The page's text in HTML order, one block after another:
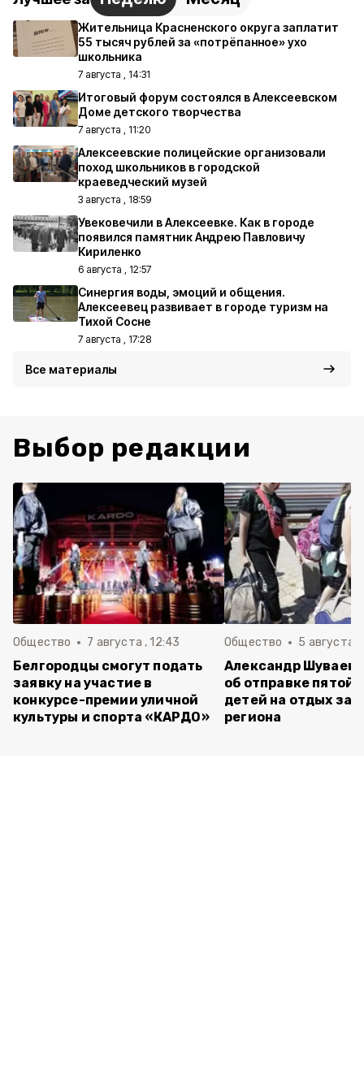
Жительница Красненского округа заплатит
55 тысяч рублей за «потрёпанное» ухо
школьника
7 августа , 14:31
Итоговый форум состоялся в Алексеевском
Доме детского творчества
7 августа , 11:20
Алексеевские полицейские организовали
поход школьников в городской
краеведческий музей
3 августа , 18:59
Увековечили в Алексеевке. Как в городе
появился памятник Андрею Павловичу
Кириленко
6 августа , 12:57
Синергия воды, эмоций и общения.
Алексеевец развивает в городе туризм на
Тихой Сосне
7 августа , 17:28
Все материалы
Выбор редакции
Общество 7 августа , 12:43
Белгородцы смогут подать
заявку на участие в
конкурсе-премии уличной
культуры и спорта «КАРДО»
Общество 5 августа ,
Александр Шуваев
об отправке пятой
детей на отдых за
региона